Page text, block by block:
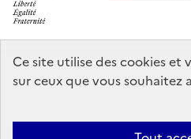
Ce site utilise des cookies et
sur ceux que vous souhaitez
education.gouv.fr
enseignementsup-